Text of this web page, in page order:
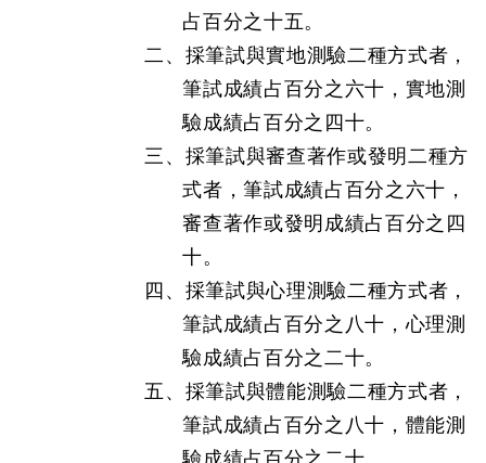
占百分之十五。
二、採筆試與實地測驗二種方式者，
筆試成績占百分之六十，實地測
驗成績占百分之四十。
三、採筆試與審查著作或發明二種方
式者，筆試成績占百分之六十，
審查著作或發明成績占百分之四
十。
四、採筆試與心理測驗二種方式者，
筆試成績占百分之八十，心理測
驗成績占百分之二十。
五、採筆試與體能測驗二種方式者，
筆試成績占百分之八十，體能測
驗成績占百分之二十。